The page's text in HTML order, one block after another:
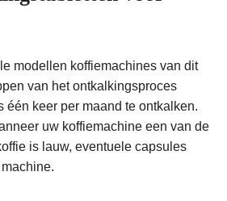
modellen koffiemachines van dit
van het ontkalkingsproces
één keer per maand te ontkalken.
uw koffiemachine een van de
is lauw, eventuele capsules